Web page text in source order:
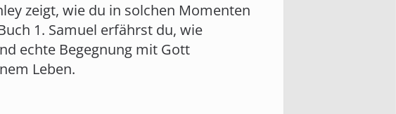
zeigt, wie du in solchen Momenten
1. Samuel erfährst du, wie
echte Begegnung mit Gott
Leben.